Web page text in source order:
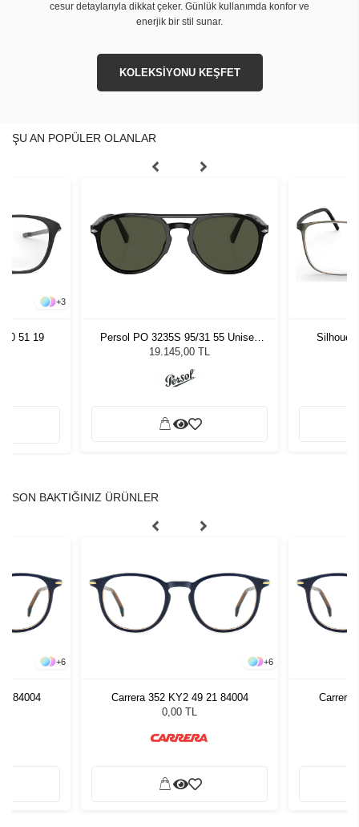
cesur detaylarıyla dikkat çeker. Günlük kullanımda konfor ve
enerjik bir stil sunar.
KOLEKSİYONU KEŞFET
ŞU AN POPÜLER OLANLAR
+3
51 19
Persol PO 3235S 95/31 55 Unisex
Güneş Gözlüğü
19.145,00 TL
SON BAKTIĞINIZ ÜRÜNLER
+6
84004
+6
Carrera 352 KY2 49 21 84004
0,00 TL
Carrera